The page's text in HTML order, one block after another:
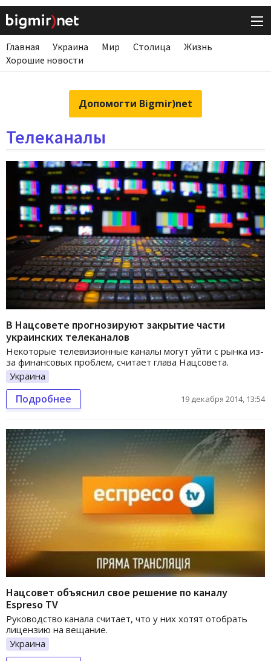
Главная Украина Мир Столица
Жизнь
Хорошие новости
Допомогти Bigmir)net
Телеканалы
В Нацсовете прогнозируют закрытие части
украинских телеканалов
Некоторые телевизионные каналы могут уйти с рынка из-
за финансовых проблем, считает глава Нацсовета.
Украина
Подробнее 19 декабря 2014, 13:54
Нацсовет объяснил свое решение по каналу
Espreso TV
Руководство канала считает, что у них хотят отобрать
лицензию на вещание.
Украина